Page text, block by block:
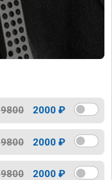
9800 2000 ₽
9800 2000 ₽
9800 2000 ₽